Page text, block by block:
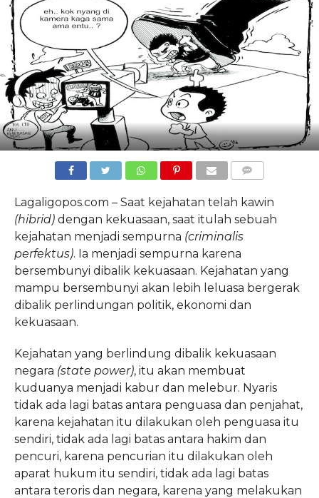
Lagaligopos.com – Saat kejahatan telah kawin
(hibrid)dengan kekuasaan, saat itulah sebuah
kejahatan menjadi sempurna (criminalis
perfektus). Ia menjadi sempurna karena
bersembunyi dibalik kekuasaan. Kejahatan yang
mampu bersembunyi akan lebih leluasa bergerak
dibalik perlindungan politik, ekonomi dan
kekuasaan.
Kejahatan yang berlindung dibalik kekuasaan
negara (state power), itu akan membuat
kuduanya menjadi kabur dan melebur. Nyaris
tidak ada lagi batas antara penguasa dan penjahat,
karena kejahatan itu dilakukan oleh penguasa itu
sendiri, tidak ada lagi batas antara hakim dan
pencuri, karena pencurian itu dilakukan oleh
aparat hukum itu sendiri, tidak ada lagi batas
antara teroris dan negara, karena yang melakukan